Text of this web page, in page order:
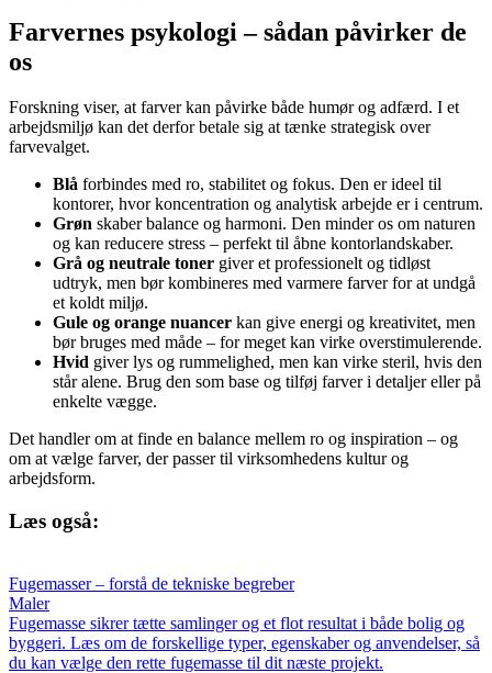
Farvernes psykologi – sådan påvirker de
os
Forskning viser, at farver kan påvirke både humør og adfærd. I et
arbejdsmiljø kan det derfor betale sig at tænke strategisk over
farvevalget.
Blå forbindes med ro, stabilitet og fokus. Den er ideel til
kontorer, hvor koncentration og analytisk arbejde er i centrum.
Grøn skaber balance og harmoni. Den minder os om naturen
og kan reducere stress – perfekt til åbne kontorlandskaber.
Grå og neutrale toner giver et professionelt og tidløst
udtryk, men bør kombineres med varmere farver for at undgå
et koldt miljø.
Gule og orange nuancer kan give energi og kreativitet, men
bør bruges med måde – for meget kan virke overstimulerende.
Hvid giver lys og rummelighed, men kan virke steril, hvis den
står alene. Brug den som base og tilføj farver i detaljer eller på
enkelte vægge.
Det handler om at finde en balance mellem ro og inspiration – og
om at vælge farver, der passer til virksomhedens kultur og
arbejdsform.
Læs også:
Fugemasser – forstå de tekniske begreber
Maler
Fugemasse sikrer tætte samlinger og et flot resultat i både bolig og
byggeri. Læs om de forskellige typer, egenskaber og anvendelser, så
du kan vælge den rette fugemasse til dit næste projekt.